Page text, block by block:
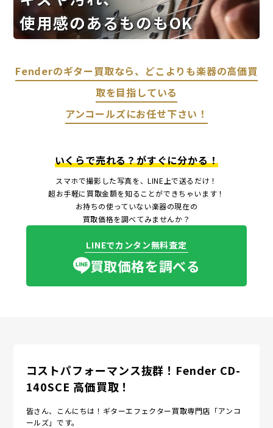
使用感のあるものもOK
Fenderのギター買取なら、どこよりも楽器の高価買
取を目指している
アンコールズにお任せ下さい！
いくらで売れる？がすぐに分かる！
スマホで撮影した写真を、LINE上で送るだけ！
超お手軽に買取金額を知ることができちゃいます！
お持ちの使っていない楽器の現在の
買取価格を調べてみませんか？
LINEでカンタン無料査定
買取価格を調べる
コストパフォーマンス抜群！Fender CD-
140SCE 高価買取！
皆さん、こんにちは！ギターエフェクター買取専門店「アンコ
ールズ」です。